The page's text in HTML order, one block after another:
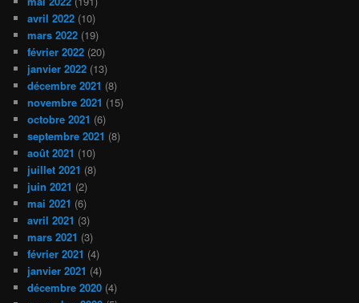
avril 2022 (10)
mars 2022 (19)
février 2022 (20)
janvier 2022 (13)
décembre 2021 (8)
novembre 2021 (15)
octobre 2021 (6)
septembre 2021 (8)
août 2021 (10)
juillet 2021 (8)
juin 2021 (2)
mai 2021 (6)
avril 2021 (3)
mars 2021 (3)
février 2021 (4)
janvier 2021 (4)
décembre 2020 (4)